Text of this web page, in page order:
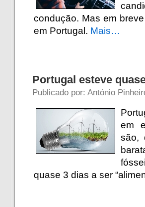
condução. Mas em
em Portugal. Mais…
Portugal esteve
Publicado por: António
em
são,
quase 3 dias a ser